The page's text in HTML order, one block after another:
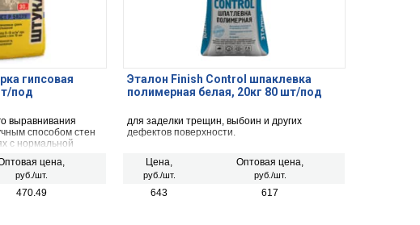
гипсовая
под
выравнивания
способом стен
с нормальной
работ.
цена,
руб./шт.
470.49
Эталон Finish Control шпаклевка
полимерная белая, 20кг 80 шт/под
для заделки трещин, выбоин и других
дефектов поверхности.
Цена,
руб./шт.
Оптовая цена,
руб./шт.
643 617